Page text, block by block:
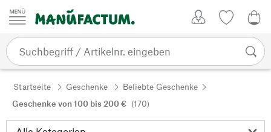
Zum Inhalt springen
Startseite Geschenke
Beliebte Geschenke
Geschenke von 100 bis 200 € (170)